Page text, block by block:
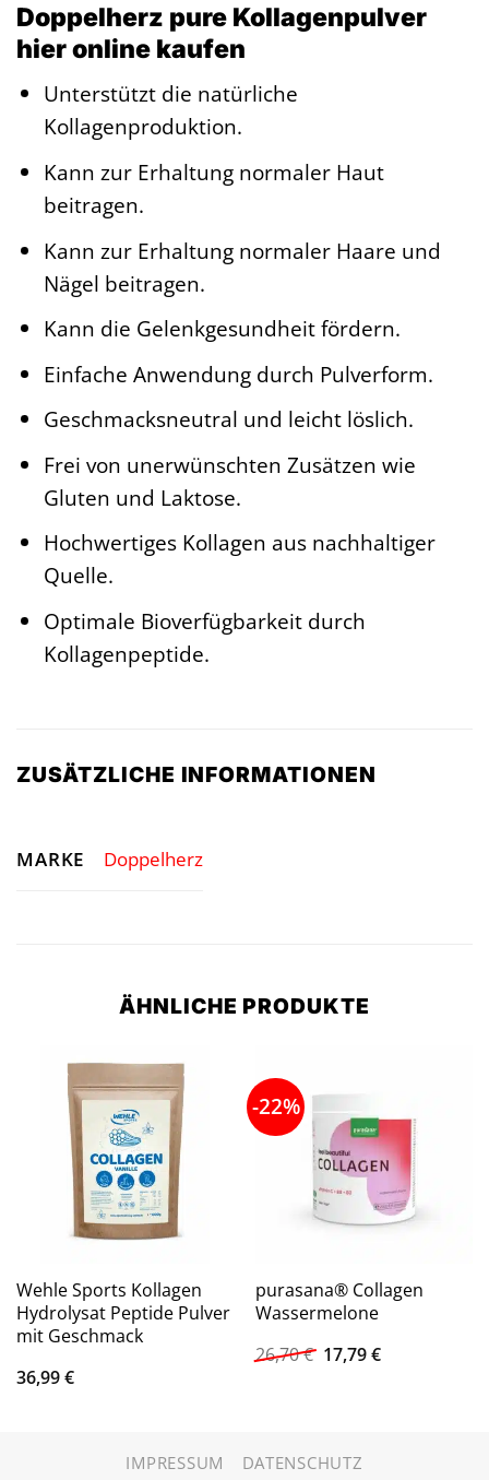
Doppelherz pure Kollagenpulver
hier online kaufen
Unterstützt die natürliche
Kollagenproduktion.
Kann zur Erhaltung normaler Haut
beitragen.
Kann zur Erhaltung normaler Haare und
Nägel beitragen.
Kann die Gelenkgesundheit fördern.
Einfache Anwendung durch Pulverform.
Geschmacksneutral und leicht löslich.
Frei von unerwünschten Zusätzen wie
Gluten und Laktose.
Hochwertiges Kollagen aus nachhaltiger
Quelle.
Optimale Bioverfügbarkeit durch
Kollagenpeptide.
ZUSÄTZLICHE INFORMATIONEN
MARKE Doppelherz
ÄHNLICHE PRODUKTE
Wehle Sports Kollagen
Hydrolysat Peptide Pulver
mit Geschmack
36,99€
-22%
purasana® Collagen
Wassermelone
26,70€ Ursprünglicher
Preis
17,79€Aktueller
IMPRESSUM DATENSCHUTZ